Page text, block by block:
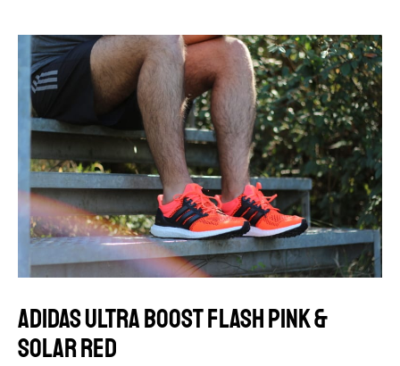
ADIDAS ULTRA BOOST Flash Pink &
Solar Red